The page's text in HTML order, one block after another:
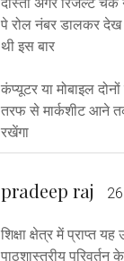
पे रोल नंबर डालकर
थी इस बार
कंप्यूटर या मोबाइल
तरफ से मार्कशीट आने
रखेंगा
pradeep raj
शिक्षा क्षेत्र में प्राप्त
पाठशास्त्रीय